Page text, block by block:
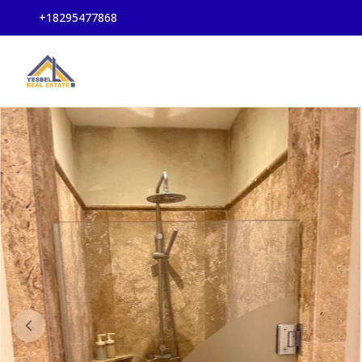
+18295477868